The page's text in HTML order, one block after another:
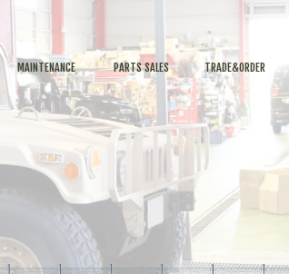
MAINTENANCE PARTS SALES TRADE&ORDER